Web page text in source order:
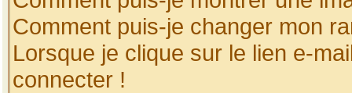
Comment puis-je changer mon
Lorsque je clique sur le lien e-
connecter !